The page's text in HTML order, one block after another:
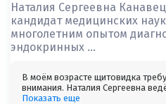
Наталия Сергеевна
кандидат медицинских
многолетним опытом
эндокринных ...
В моём возрасте щитовидка
внимания. Наталия Сергеевна
Показать еще